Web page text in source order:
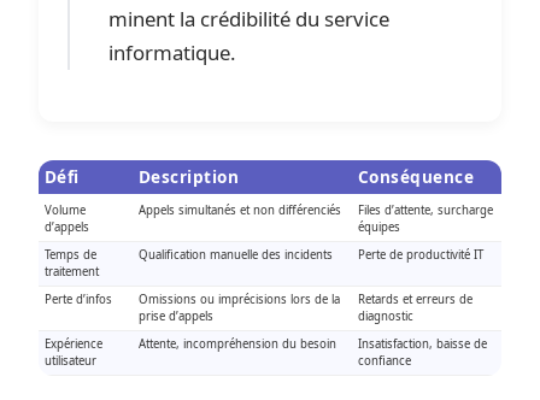
minent la crédibilité du service
informatique.
Défi Description Conséquence
Volume
d’appels
Appels simultanés et non différenciés
Files d’attente, surcharge
équipes
Temps de
traitement
Qualification manuelle des incidents Perte de productivité IT
Perte d’infos
Omissions ou imprécisions lors de la
prise d’appels
Retards et erreurs de
diagnostic
Expérience
utilisateur
Attente, incompréhension du besoin
Insatisfaction, baisse de
confiance